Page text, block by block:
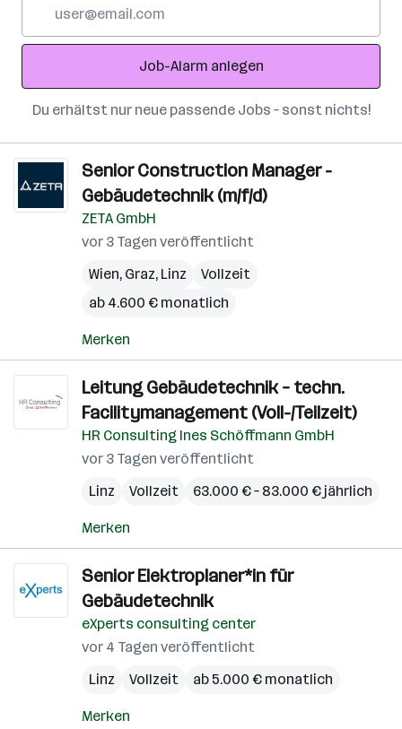
Adresse
Job-Alarm anlegen
Du erhältst nur neue passende Jobs – sonst nichts!
Senior Construction Manager -
Gebäudetechnik (m/f/d)
ZETA GmbH
vor 3 Tagen veröffentlicht
Wien, Graz, Linz
Vollzeit
ab 4.600 € monatlich
Merken
Leitung Gebäudetechnik – techn.
Facilitymanagement (Voll-/Teilzeit)
HR Consulting Ines Schöffmann GmbH
vor 3 Tagen veröffentlicht
Linz
Vollzeit 63.000 € – 83.000 € jährlich
Merken
Senior Elektroplaner*in für
Gebäudetechnik
eXperts consulting center
vor 4 Tagen veröffentlicht
Linz
Vollzeit ab 5.000 € monatlich
Merken